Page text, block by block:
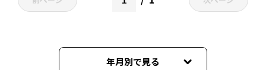
年月別で見る